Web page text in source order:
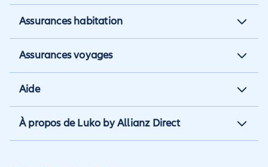
Assurances habitation
Assurance habitation
Assurance locataire
Assurance propriétaire non
occupant
Assurances voyages
Assurance vacances
Assurance annulation
Assurance annuelle
Aide
Aide et contact
Aide habitation
À propos de Luko by Allianz Direct